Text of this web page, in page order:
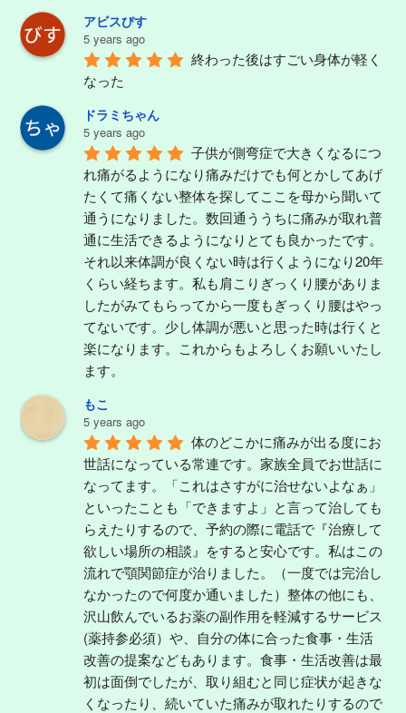
アビスびす
5 years ago
終わった後はすごい身体が軽く
なった
ドラミちゃん
5 years ago
子供が側弯症で大きくなるにつ
れ痛がるようになり痛みだけでも何とかしてあげ
たくて痛くない整体を探してここを母から聞いて
通うになりました。数回通ううちに痛みが取れ普
通に生活できるようになりとても良かったです。
それ以来体調が良くない時は行くようになり20年
くらい経ちます。私も肩こりぎっくり腰がありま
したがみてもらってから一度もぎっくり腰はやっ
てないです。少し体調が悪いと思った時は行くと
楽になります。これからもよろしくお願いいたし
ます。
もこ
5 years ago
体のどこかに痛みが出る度にお
世話になっている常連です。家族全員でお世話に
なってます。「これはさすがに治せないよなぁ」
といったことも「できますよ」と言って治しても
らえたりするので、予約の際に電話で『治療して
欲しい場所の相談』をすると安心です。私はこの
流れで顎関節症が治りました。（一度では完治し
なかったので何度か通いました）整体の他にも、
沢山飲んでいるお薬の副作用を軽減するサービス
(薬持参必須）や、自分の体に合った食事・生活
改善の提案などもあります。食事・生活改善は最
初は面倒でしたが、取り組むと同じ症状が起きな
くなったり、続いていた痛みが取れたりするので